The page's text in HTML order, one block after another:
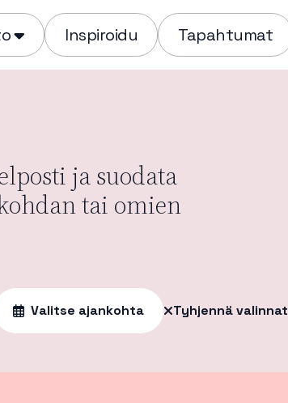
Inspiroidu Tapahtumat
ja suodata
tai omien
Valitse ajankohta Tyhjennä valinnat